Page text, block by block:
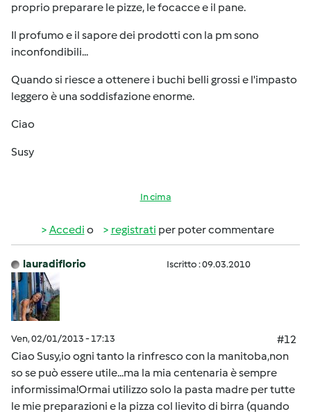
proprio preparare le pizze, le focacce e il pane.
Il profumo e il sapore dei prodotti con la pm sono
inconfondibili...
Quando si riesce a ottenere i buchi belli grossi e l'impasto
leggero è una soddisfazione enorme.
Ciao
Susy
In cima
Accedi o registrati per poter commentare
lauradiflorio Iscritto : 09.03.2010
Ven, 02/01/2013 - 17:13
#12
Ciao Susy,io ogni tanto la rinfresco con la manitoba,non
so se può essere utile...ma la mia centenaria è sempre
informissima!Ormai utilizzo solo la pasta madre per tutte
le mie preparazioni e la pizza col lievito di birra (quando